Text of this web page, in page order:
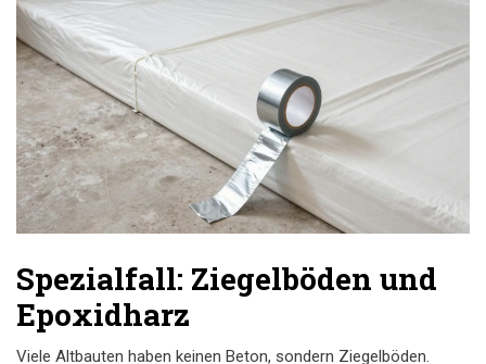
Spezialfall: Ziegelböden und
Epoxidharz
Viele Altbauten haben keinen Beton, sondern Ziegelböden.